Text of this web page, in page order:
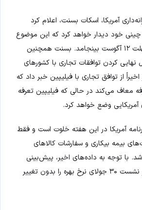
آمریکا، اسکات بسنت، اعلام کرد
چینی خود دیدار خواهد کرد که این موضوع
می‌تواند به تمدید مهلت ۱۲ آگوست بینجامد. بسنت همچنین
نهایی کردن توافقات تجاری با کشورهای
از توافق تجاری با فیلیپین خبر داد که
معاف می‌کند در حالی که فیلیپین تعرفه
آمریکا در این هفته خلوت است و فقط
بیمه بیکاری و سفارشات کالاهای
با توجه به داده‌های اخیر، پیش‌بینی
می‌شود فدرال رزرو در نشست ۳۰ جولای نرخ بهره را بدون تغییر